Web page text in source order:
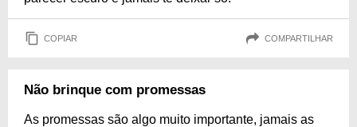
COPIAR COMPARTILHAR
Não brinque com promessas
As promessas são algo muito importante, jamais as